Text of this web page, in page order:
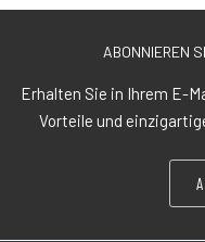
ABONNIEREN
Erhalten Sie in Ihrem E-
Vorteile und